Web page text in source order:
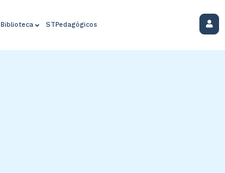
Biblioteca STPedagógicos